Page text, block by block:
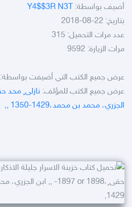
أضيف بواسطة: Y4$$3R N3T
بتاريخ: 22-08-2018
عدد مرات التحميل: 315
مرات الزيارة: 9592
عرض جميع الكتب التي أضيفت بواسطة:
عرض جميع الكتب للمؤلف:
الجزري، محمد بن محمد،‎, 1350-1429,